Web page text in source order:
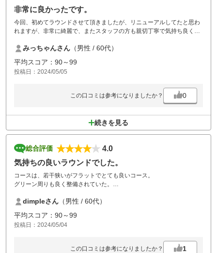
非常に良かったです。
今回、初めてラウンドさせて頂きましたが、リニューアルしてたと思わ
れますが、非常に綺麗で、またスタッフの方も親切丁寧で気持ち良くラ
また、お願いしたいと思います。
みっちゃんさん （男性 / 60代）
平均スコア：90～99
投稿日：2024/05/05
この口コミは参考になりましたか？ 0
続きを見る
総合評価
4.0
気持ちの良いラウンドでした。
コースは、若干狭いがフラットでとても良いコース。
グリーン周りも良く整備されていた。
非ここでと思った。
欲を言えば早朝スルーで予約していたのに後半のスタートが遅く、結局
昼食をとれるくらいの時間待ったので、すぐに出れるような環境であれ
ば良かった。
dimpleさん （男性 / 60代）
平均スコア：90～99
投稿日：2024/05/04
この口コミは参考になりましたか？ 1